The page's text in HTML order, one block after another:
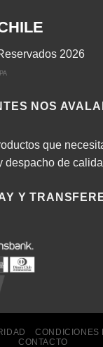
2026
NOS
que
despacho de
Y
CONDICIONES
CONTACTO